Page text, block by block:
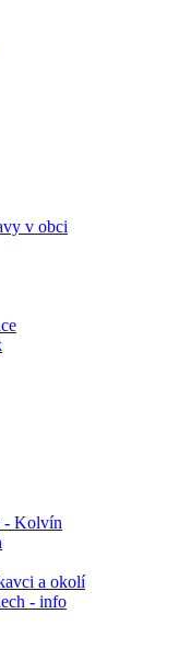
v obci
- Kolvín
a okolí
- info